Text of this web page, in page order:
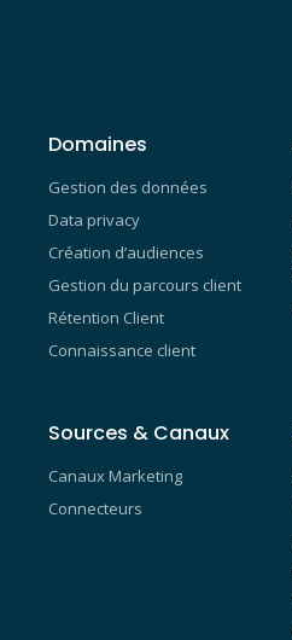
Domaines
Gestion des données
Data privacy
Création d’audiences
Gestion du parcours client
Rétention Client
Connaissance client
Sources & Canaux
Canaux Marketing
Connecteurs